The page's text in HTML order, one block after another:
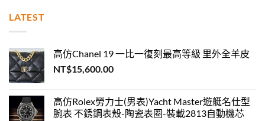
LATEST
高仿Chanel 19 一比一復刻最高等級 里外全羊皮
NT$15,600.00
高仿Rolex勞力士(男表)Yacht Master遊艇名仕型
腕表 不銹鋼表殼-陶瓷表圈-裝載2813自動機芯